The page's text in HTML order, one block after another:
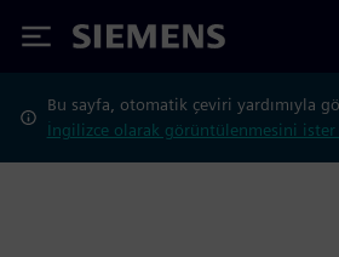
Siemens
Bu sayfa, otomatik çeviri yardımıyla
İngilizce olarak görüntülenmesini ister